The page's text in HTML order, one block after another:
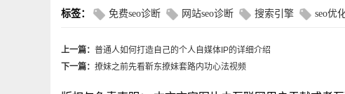
标签： 免费seo诊断 网站seo诊断 搜索引擎 seo优
上一篇： 普通人如何打造自己的个人自媒体IP的详细介绍
下一篇： 撩妹之前先看靳东撩妹套路内功心法视频